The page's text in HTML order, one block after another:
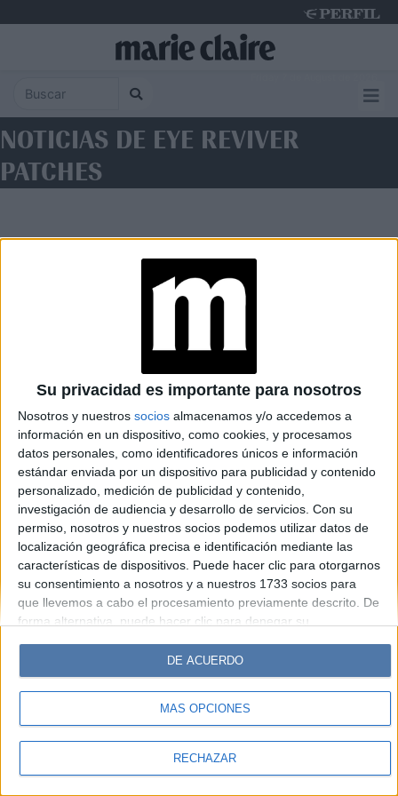
Su privacidad es importante para nosotros
Nosotros y nuestros socios almacenamos y/o accedemos a
información en un dispositivo, como cookies, y procesamos
datos personales, como identificadores únicos e información
estándar enviada por un dispositivo para publicidad y contenido
personalizado, medición de publicidad y contenido,
investigación de audiencia y desarrollo de servicios. Con su
permiso, nosotros y nuestros socios podemos utilizar datos de
localización geográfica precisa e identificación mediante las
características de dispositivos. Puede hacer clic para otorgarnos
su consentimiento a nosotros y a nuestros 1733 socios para
que llevemos a cabo el procesamiento previamente descrito. De
forma alternativa, puede hacer clic para denegar su
cambiar sus preferencias antes de otorgar su consentimiento.
Tenga en cuenta que algún procesamiento de sus datos
personales puede no requerir de su consentimiento, pero usted
tiene el derecho de rechazar tal procesamiento. Sus
sus preferencias o retirar su consentimiento en cualquier
MÁS OPCIONES
RECHAZAR
DE ACUERDO
NOTICIAS DE EYE REVIVER
PATCHES
Caras Noticias
Hombre
Parabrisas
Look
Luz Mía Lunateen Break BATimes
© Perfil.com 2006-2019 - Todos los derechos reservados
Registro de Propiedad Intelectual: Nro. 5346433